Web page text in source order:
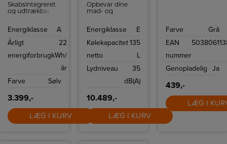
Skabsintegreret
og udtrækbar
montering i 60
cm overskab
Energiklasse
A
Årligt
energiforbrug
22
kWh/
år
Farve
Sølv
3.399,-
LÆG I KURV
Opbevar dine
mad- og
køleskab
Køleskabet har
moderne
effektivt LED-lys
og let afrimning.
Energiklasse
E
Kølekapacitet
netto
135
L
Lydniveau
35
dB(A)
10.489,-
LÆG I KURV
Farve
Grå
EAN
nummer
Genopladelig Ja
439,-
LÆG I